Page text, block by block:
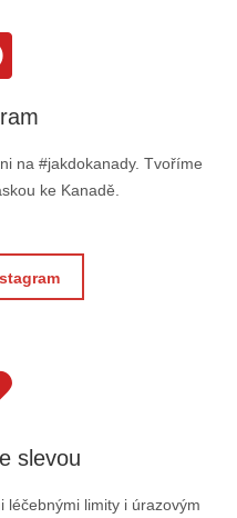
na #jakdokanady. Tvoříme
ke Kanadě.
slevou
léčebnými limity i úrazovým